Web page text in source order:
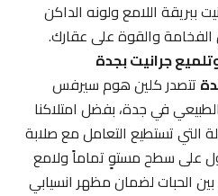
اللامع ولونه الداكن
والقوة على عقارك.
جرانيت بجدة
تتصدر كلين هوم سيرفس
في جدة، بفضل امتلاكنا
التي تستطيع التعامل مع صلابة
على سطح مستوٍ تماماً ولامع
الحبات لضمان مظهر انسيابي